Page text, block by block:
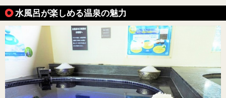
水風呂が楽しめる温泉の魅力